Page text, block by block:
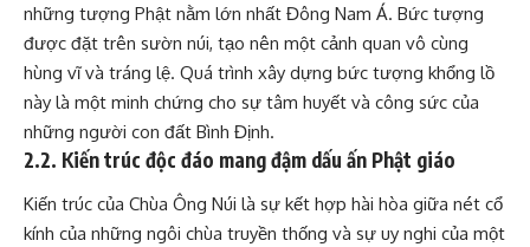
những tượng Phật nằm lớn nhất Đông Nam Á. Bức tượng
được đặt trên sườn núi, tạo nên một cảnh quan vô cùng
hùng vĩ và tráng lệ. Quá trình xây dựng bức tượng khổng lồ
này là một minh chứng cho sự tâm huyết và công sức của
những người con đất Bình Định.
2.2. Kiến trúc độc đáo mang đậm dấu ấn Phật giáo
Kiến trúc của Chùa Ông Núi là sự kết hợp hài hòa giữa nét cổ
kính của những ngôi chùa truyền thống và sự uy nghi của một